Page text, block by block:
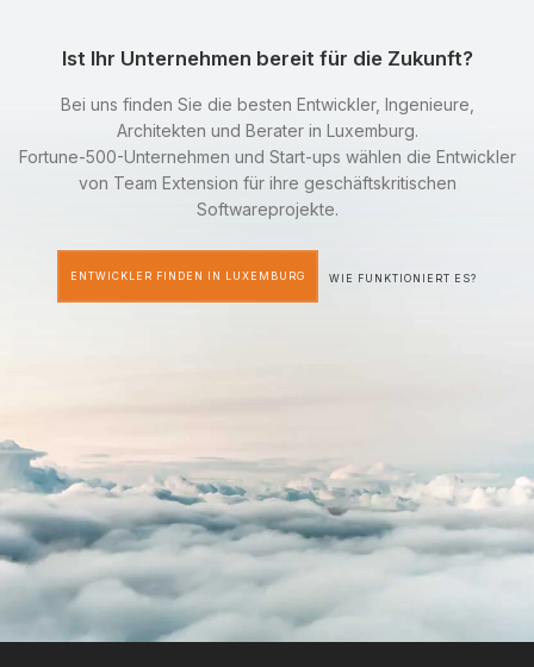
Ist Ihr Unternehmen bereit für die Zukunft?
Bei uns finden Sie die besten Entwickler, Ingenieure,
Architekten und Berater in Luxemburg.
Fortune-500-Unternehmen und Start-ups wählen die Entwickler
von Team Extension für ihre geschäftskritischen
Softwareprojekte.
ENTWICKLER FINDEN IN LUXEMBURG WIE FUNKTIONIERT ES?